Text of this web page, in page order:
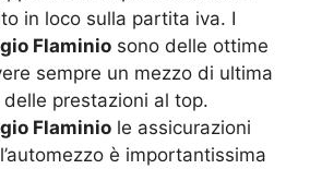
in loco sulla partita iva. I
Flaminio sono delle ottime
sempre un mezzo di ultima
prestazioni al top.
Flaminio le assicurazioni
è importantissima